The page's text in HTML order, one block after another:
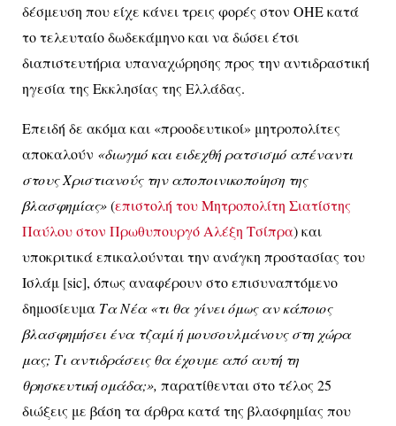
δέσμευση που είχε κάνει τρεις φορές στον ΟΗΕ κατά
το τελευταίο δωδεκάμηνο και να δώσει έτσι
διαπιστευτήρια υπαναχώρησης προς την αντιδραστική
ηγεσία της Εκκλησίας της Ελλάδας.
Επειδή δε ακόμα και «προοδευτικοί» μητροπολίτες
αποκαλούν «διωγμό και ειδεχθή ρατσισμό απέναντι
στους Χριστιανούς την αποποινικοποίηση της
βλασφημίας»(επιστολή του Μητροπολίτη Σιατίστης
Παύλου στον Πρωθυπουργό Αλέξη Τσίπρα) και
υποκριτικά επικαλούνται την ανάγκη προστασίας του
Ισλάμ [sic], όπως αναφέρουν στο επισυναπτόμενο
δημοσίευμα Τα Νέα «τι θα γίνει όμως αν κάποιος
βλασφημήσει ένα τζαμί ή μουσουλμάνους στη χώρα
μας; Τι αντιδράσεις θα έχουμε από αυτή τη
θρησκευτική ομάδα;», παρατίθενται στο τέλος 25
διώξεις με βάση τα άρθρα κατά της βλασφημίας που